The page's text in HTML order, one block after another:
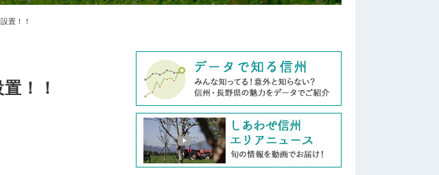
置！！
！！